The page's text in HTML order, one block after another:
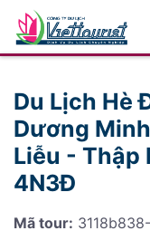
Du Lịch Hè
Dương
Liễu - Thập
4N3Đ
Mã tour: